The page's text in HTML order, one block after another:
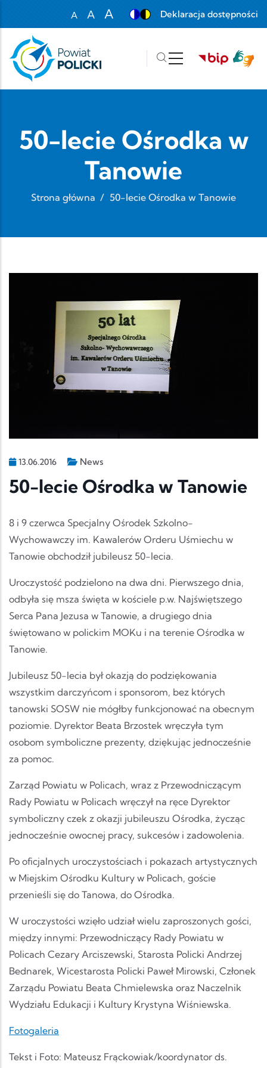
A
Set font size to 100%
A
A
Deklaracja dostępności
50-lecie Ośrodka w
Tanowie
Strona główna / 50-lecie Ośrodka w Tanowie
13.06.2016 News
50-lecie Ośrodka w Tanowie
8 i 9 czerwca Specjalny Ośrodek Szkolno-
Wychowawczy im. Kawalerów Orderu Uśmiechu w
Tanowie obchodził jubileusz 50-lecia.
Uroczystość podzielono na dwa dni. Pierwszego dnia,
odbyła się msza święta w kościele p.w. Najświętszego
Serca Pana Jezusa w Tanowie, a drugiego dnia
świętowano w polickim MOKu i na terenie Ośrodka w
Tanowie.
Jubileusz 50-lecia był okazją do podziękowania
wszystkim darczyńcom i sponsorom, bez których
tanowski SOSW nie mógłby funkcjonować na obecnym
poziomie. Dyrektor Beata Brzostek wręczyła tym
osobom symboliczne prezenty, dziękując jednocześnie
za pomoc.
Zarząd Powiatu w Policach, wraz z Przewodniczącym
Rady Powiatu w Policach wręczył na ręce Dyrektor
symboliczny czek z okazji jubileuszu Ośrodka, życząc
jednocześnie owocnej pracy, sukcesów i zadowolenia.
Po oficjalnych uroczystościach i pokazach artystycznych
w Miejskim Ośrodku Kultury w Policach, goście
przenieśli się do Tanowa, do Ośrodka.
W uroczystości wzięło udział wielu zaproszonych gości,
między innymi: Przewodniczący Rady Powiatu w
Policach Cezary Arciszewski, Starosta Policki Andrzej
Bednarek, Wicestarosta Policki Paweł Mirowski, Członek
Zarządu Powiatu Beata Chmielewska oraz Naczelnik
Wydziału Edukacji i Kultury Krystyna Wiśniewska.
Fotogaleria
Tekst i Foto: Mateusz Frąckowiak/koordynator ds.